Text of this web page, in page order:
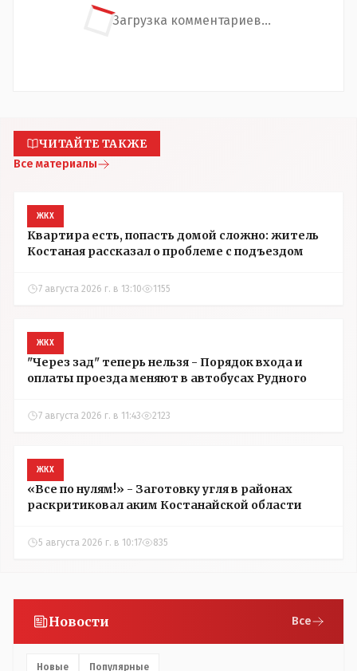
Загрузка комментариев...
ЧИТАЙТЕ ТАКЖЕ
Все материалы
ЖКХ
Квартира есть, попасть домой сложно: житель
Костаная рассказал о проблеме с подъездом
7 августа 2026 г. в 13:10 1155
ЖКХ
"Через зад" теперь нельзя - Порядок входа и
оплаты проезда меняют в автобусах Рудного
7 августа 2026 г. в 11:43 2123
ЖКХ
«Все по нулям!» - Заготовку угля в районах
раскритиковал аким Костанайской области
5 августа 2026 г. в 10:17 835
Новости Все
Новые Популярные